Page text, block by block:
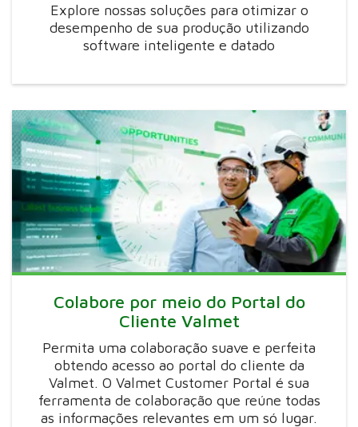
Explore nossas soluções para otimizar o
desempenho de sua produção utilizando
software inteligente e datado
Colabore por meio do Portal do
Cliente Valmet
Permita uma colaboração suave e perfeita
obtendo acesso ao portal do cliente da
Valmet. O Valmet Customer Portal é sua
ferramenta de colaboração que reúne todas
as informações relevantes em um só lugar.